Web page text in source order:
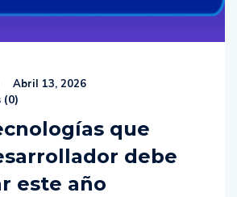
Abril 13, 2026
que
debe